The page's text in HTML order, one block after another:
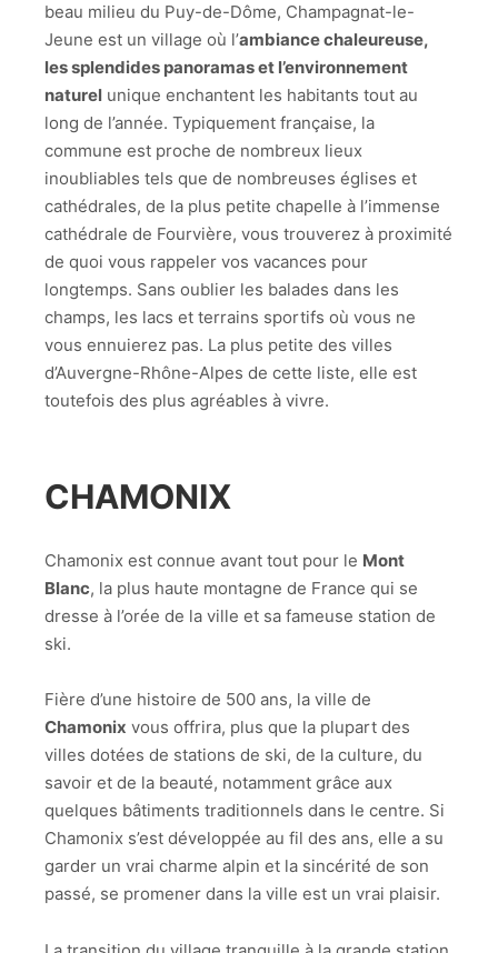
beau milieu du Puy-de-Dôme, Champagnat-le-
Jeune est un village où l’ambiance chaleureuse,
les splendides panoramas et l’environnement
naturel unique enchantent les habitants tout au
long de l’année. Typiquement française, la
commune est proche de nombreux lieux
inoubliables tels que de nombreuses églises et
cathédrales, de la plus petite chapelle à l’immense
cathédrale de Fourvière, vous trouverez à proximité
de quoi vous rappeler vos vacances pour
longtemps. Sans oublier les balades dans les
champs, les lacs et terrains sportifs où vous ne
vous ennuierez pas. La plus petite des villes
d’Auvergne-Rhône-Alpes de cette liste, elle est
toutefois des plus agréables à vivre.
CHAMONIX
Chamonix est connue avant tout pour le Mont
Blanc, la plus haute montagne de France qui se
dresse à l’orée de la ville et sa fameuse station de
ski.
Fière d’une histoire de 500 ans, la ville de
Chamonix vous offrira, plus que la plupart des
villes dotées de stations de ski, de la culture, du
savoir et de la beauté, notamment grâce aux
quelques bâtiments traditionnels dans le centre. Si
Chamonix s’est développée au fil des ans, elle a su
garder un vrai charme alpin et la sincérité de son
passé, se promener dans la ville est un vrai plaisir.